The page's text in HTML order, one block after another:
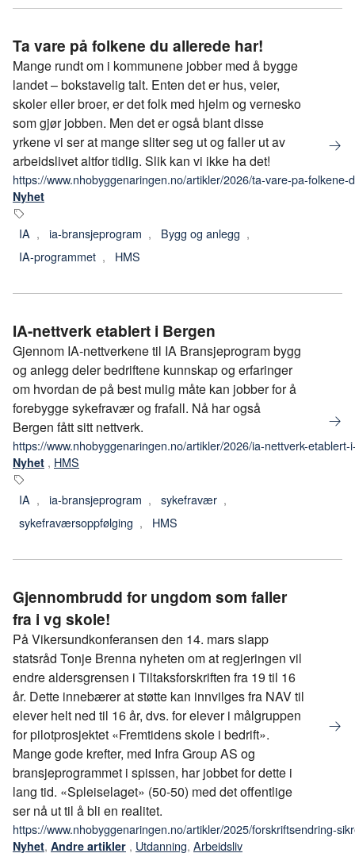
Ta vare på folkene du allerede har!
Mange rundt om i kommunene jobber med å bygge
landet – bokstavelig talt. Enten det er hus, veier,
skoler eller broer, er det folk med hjelm og vernesko
som gjør jobben. Men det er også blant disse
yrkene vi ser at mange sliter seg ut og faller ut av
arbeidslivet altfor tidlig. Slik kan vi ikke ha det!
https://www.nhobyggenaringen.no/artikler/2026/ta-vare-pa-folkene-
Nyhet
IA , ia-bransjeprogram , Bygg og anlegg ,
IA-programmet , HMS
IA-nettverk etablert i Bergen
Gjennom IA-nettverkene til IA Bransjeprogram bygg
og anlegg deler bedriftene kunnskap og erfaringer
om hvordan de på best mulig måte kan jobber for å
forebygge sykefravær og frafall. Nå har også
Bergen fått sitt nettverk.
https://www.nhobyggenaringen.no/artikler/2026/ia-nettverk-etablert-
Nyhet , HMS
IA , ia-bransjeprogram , sykefravær ,
sykefraværsoppfølging , HMS
Gjennombrudd for ungdom som faller
fra i vg skole!
På Vikersundkonferansen den 14. mars slapp
statsråd Tonje Brenna nyheten om at regjeringen vil
endre aldersgrensen i Tiltaksforskriften fra 19 til 16
år. Dette innebærer at støtte kan innvilges fra NAV til
elever helt ned til 16 år, dvs. for elever i målgruppen
for pilotprosjektet «Fremtidens skole i bedrift».
Mange gode krefter, med Infra Group AS og
bransjeprogrammet i spissen, har jobbet for dette i
lang tid. «Spleiselaget» (50-50) med det offentlige
ser nå ut til å bli en realitet.
https://www.nhobyggenaringen.no/artikler/2025/forskriftsendring-
Nyhet, Andre artikler , Utdanning, Arbeidsliv